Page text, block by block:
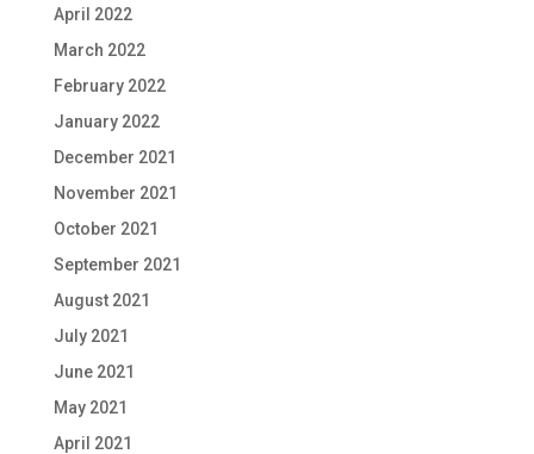
April 2022
March 2022
February 2022
January 2022
December 2021
November 2021
October 2021
September 2021
August 2021
July 2021
June 2021
May 2021
April 2021